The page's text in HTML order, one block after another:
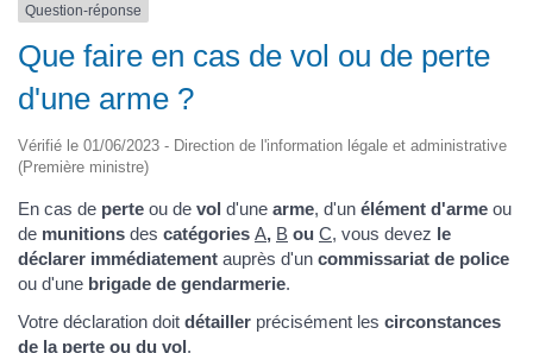
Question-réponse
Que faire en cas de vol ou de perte
d'une arme ?
Vérifié le 01/06/2023 - Direction de l'information légale et administrative
(Première ministre)
En cas de perte ou de vol d'une arme, d'un élément d'arme ou
de munitions des catégories A, B ou C, vous devez le
déclarer immédiatement auprès d'un commissariat de police
ou d'une brigade de gendarmerie.
Votre déclaration doit détailler précisément les circonstances
de la perte ou du vol.